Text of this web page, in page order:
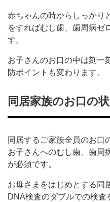
赤ちゃんの時からしっかり
をすればむし歯、歯周病ゼ
す。
お子さんのお口の中は刻一
防ポイントも変わります。
同居家族のお口の
同居するご家族全員のお口
お子さんへのむし歯、歯周
が必須です。
お母さまをはじめとする同
DNA検査のダブルでの検査